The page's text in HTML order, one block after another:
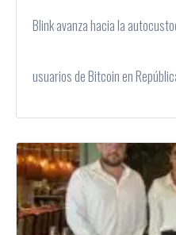
Blink avanza hacia la
usuarios de Bitcoin en